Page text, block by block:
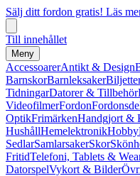
Sälj ditt fordon gratis! Läs
Till innehållet
Meny
AccessoarerAntikt & Design
BarnskorBarnleksaker
TidningarDatorer & Tillbehör
VideofilmerFordon
OptikFrimärkenHandgjort &
HushållHemelektronikHobby
SedlarSamlarsakerSkor
FritidTelefoni, Tablets &
DatorspelVykort & Bilder